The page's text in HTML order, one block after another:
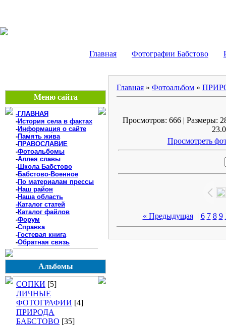
Главная Фотографии Бабстово
Меню сайта
-ГЛАВНАЯ
-История села в фактах
-Информация о сайте
-Память жива
-ПРАВОСЛАВИЕ
-Фотоальбомы
-Аллея славы
-Школа Бабстово
-Бабстово-Военное
-По материалам прессы
-Наш район
-Наша область
-Каталог статей
-Каталог файлов
-Форум
-Справка
-Гостевая книга
-Обратная связь
Альбомы
СОПКИ [5]
ЛИЧНЫЕ
ФОТОГРАФИИ [4]
ПРИРОДА
БАБСТОВО [35]
Главная » Фотоальбом »
Просмотров: 666 | Размеры:
Просмотреть
« Предыдущая| 6 7 8 9